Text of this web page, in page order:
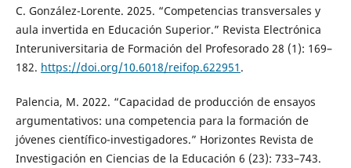
C. González-Lorente. 2025. “Competencias transversales y
aula invertida en Educación Superior.” Revista Electrónica
Interuniversitaria de Formación del Profesorado 28 (1): 169–
182. https://doi.org/10.6018/reifop.622951 .
Palencia, M. 2022. “Capacidad de producción de ensayos
argumentativos: una competencia para la formación de
jóvenes científico-investigadores.” Horizontes Revista de
Investigación en Ciencias de la Educación 6 (23): 733–743.